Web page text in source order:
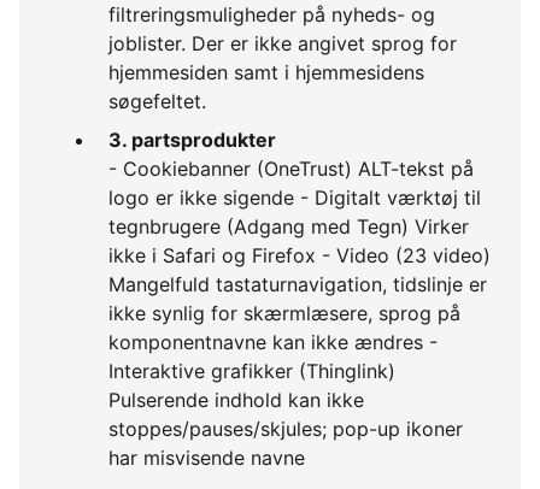
filtreringsmuligheder på nyheds- og
joblister. Der er ikke angivet sprog for
hjemmesiden samt i hjemmesidens
søgefeltet.
3. partsprodukter
- Cookiebanner (OneTrust) ALT-tekst på
logo er ikke sigende - Digitalt værktøj til
tegnbrugere (Adgang med Tegn) Virker
ikke i Safari og Firefox - Video (23 video)
Mangelfuld tastaturnavigation, tidslinje er
ikke synlig for skærmlæsere, sprog på
komponentnavne kan ikke ændres -
Interaktive grafikker (Thinglink)
Pulserende indhold kan ikke
stoppes/pauses/skjules; pop-up ikoner
har misvisende navne